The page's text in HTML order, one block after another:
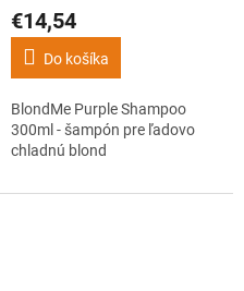
€14,54
Do košíka
BlondMe Purple Shampoo
300ml - šampón pre ľadovo
chladnú blond